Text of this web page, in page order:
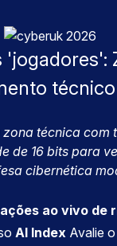
'jogadores':
técnico
zona técnica com
de 16 bits para
cibernética
ao vivo de
AI Index Avalie